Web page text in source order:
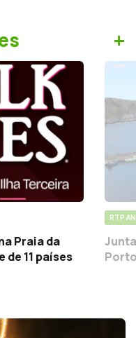
+
Praia da
11 países
RTP